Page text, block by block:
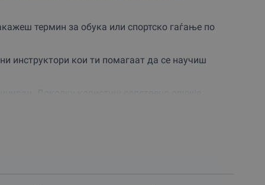
термин за обука или спортско гаѓање по
инструктори кои ти помагаат да се научиш
партнерот ќе ти обезбеди оружје за